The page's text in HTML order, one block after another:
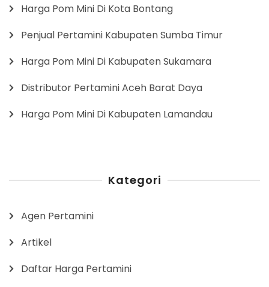
Harga Pom Mini Di Kota Bontang
Penjual Pertamini Kabupaten Sumba Timur
Harga Pom Mini Di Kabupaten Sukamara
Distributor Pertamini Aceh Barat Daya
Harga Pom Mini Di Kabupaten Lamandau
Kategori
Agen Pertamini
Artikel
Daftar Harga Pertamini